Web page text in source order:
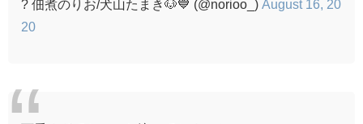
? 佃煮のりお/犬山たまき🐶💙 (@norioo_) August 16, 20
20